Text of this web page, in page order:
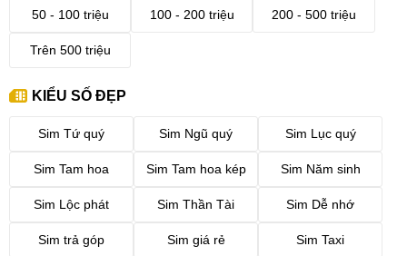
50 - 100 triệu 100 - 200 triệu 200 - 500 triệu
Trên 500 triệu
KIỂU SỐ ĐẸP
Sim Tứ quý Sim Ngũ quý Sim Lục quý
Sim Tam hoa Sim Tam hoa kép Sim Năm sinh
Sim Lộc phát Sim Thần Tài Sim Dễ nhớ
Sim trả góp Sim giá rẻ Sim Taxi